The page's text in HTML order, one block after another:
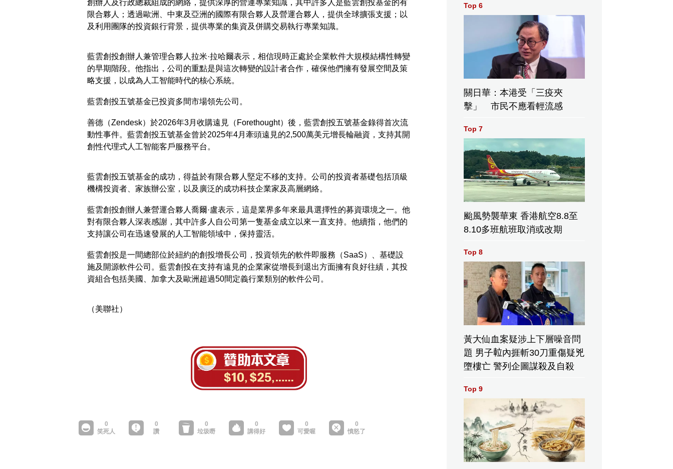
創辦人及行政總裁組成的網絡，提供深厚的營運專業知識，其中許多人是藍雲創投基金的有
限合夥人；透過歐洲、中東及亞洲的國際有限合夥人及營運合夥人，提供全球擴張支援；以
及利用團隊的投資銀行背景，提供專業的集資及併購交易執行專業知識。
藍雲創投創辦人兼管理合夥人拉米·拉哈爾表示，相信現時正處於企業軟件大規模結構性轉變
的早期階段。他指出，公司的重點是與這次轉變的設計者合作，確保他們擁有發展空間及策
略支援，以成為人工智能時代的核心系統。
藍雲創投五號基金已投資多間市場領先公司。
善德（Zendesk）於2026年3月收購遠見（Forethought）後，藍雲創投五號基金錄得首次流
動性事件。藍雲創投五號基金曾於2025年4月牽頭遠見的2,500萬美元增長輪融資，支持其開
創性代理式人工智能客戶服務平台。
藍雲創投五號基金的成功，得益於有限合夥人堅定不移的支持。公司的投資者基礎包括頂級
機構投資者、家族辦公室，以及廣泛的成功科技企業家及高層網絡。
藍雲創投創辦人兼營運合夥人喬爾·盧表示，這是業界多年來最具選擇性的募資環境之一。他
對有限合夥人深表感謝，其中許多人自公司第一隻基金成立以來一直支持。他續指，他們的
支持讓公司在迅速發展的人工智能領域中，保持靈活。
藍雲創投是一間總部位於紐約的創投增長公司，投資領先的軟件即服務（SaaS）、基礎設
施及開源軟件公司。藍雲創投在支持有遠見的企業家從增長到退出方面擁有良好往績，其投
資組合包括美國、加拿大及歐洲超過50間定義行業類別的軟件公司。
（美聯社）
Top 6
關日華：本港受「三疫夾
擊」 市民不應看輕流感
Top 7
颱風勢襲華東 香港航空8.8至
8.10多班航班取消或改期
Top 8
黃大仙血案疑涉上下層噪音問
題 男子𨋢內捱斬30刀重傷疑兇
墮樓亡 警列企圖謀殺及自殺
Top 9